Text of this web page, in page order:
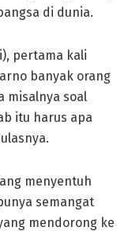
di dunia.
pertama kali
banyak orang
misalnya soal
itu harus apa
menyentuh
semangat
mendorong ke